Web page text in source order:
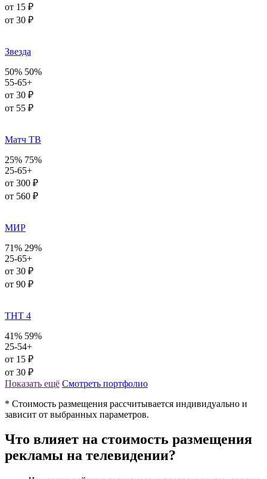
от 15 ₽
от 30 ₽
Звезда
50% 50%
55-65+
от 30 ₽
от 55 ₽
Матч ТВ
25% 75%
25-65+
от 300 ₽
от 560 ₽
МИР
71% 29%
25-65+
от 30 ₽
от 90 ₽
ТНТ 4
41% 59%
25-54+
от 15 ₽
от 30 ₽
Показать ещё Смотреть портфолио
* Стоимость размещения рассчитывается индивидуально и
зависит от выбранных параметров.
Что влияет на стоимость размещения
рекламы на телевидении?